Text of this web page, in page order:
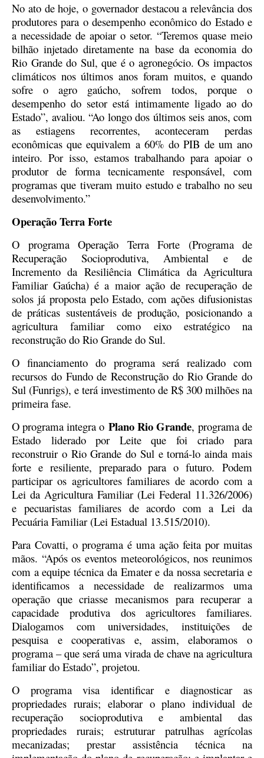
No ato de hoje, o governador destacou a relevância dos
produtores para o desempenho econômico do Estado e
a necessidade de apoiar o setor. “Teremos quase meio
bilhão injetado diretamente na base da economia do
Rio Grande do Sul, que é o agronegócio. Os impactos
climáticos nos últimos anos foram muitos, e quando
sofre o agro gaúcho, sofrem todos, porque o
desempenho do setor está intimamente ligado ao do
Estado”, avaliou. “Ao longo dos últimos seis anos, com
as estiagens recorrentes, aconteceram perdas
econômicas que equivalem a 60% do PIB de um ano
inteiro. Por isso, estamos trabalhando para apoiar o
produtor de forma tecnicamente responsável, com
programas que tiveram muito estudo e trabalho no seu
desenvolvimento.”
Operação Terra Forte
O programa Operação Terra Forte (Programa de
Recuperação Socioprodutiva, Ambiental e de
Incremento da Resiliência Climática da Agricultura
Familiar Gaúcha) é a maior ação de recuperação de
solos já proposta pelo Estado, com ações difusionistas
de práticas sustentáveis de produção, posicionando a
agricultura familiar como eixo estratégico na
reconstrução do Rio Grande do Sul.
O financiamento do programa será realizado com
recursos do Fundo de Reconstrução do Rio Grande do
Sul (Funrigs), e terá investimento de R$ 300 milhões na
primeira fase.
O programa integra o Plano Rio Grande, programa de
Estado liderado por Leite que foi criado para
reconstruir o Rio Grande do Sul e torná-lo ainda mais
forte e resiliente, preparado para o futuro. Podem
participar os agricultores familiares de acordo com a
Lei da Agricultura Familiar (Lei Federal 11.326/2006)
e pecuaristas familiares de acordo com a Lei da
Pecuária Familiar (Lei Estadual 13.515/2010).
Para Covatti, o programa é uma ação feita por muitas
mãos. “Após os eventos meteorológicos, nos reunimos
com a equipe técnica da Emater e da nossa secretaria e
identificamos a necessidade de realizarmos uma
operação que criasse mecanismos para recuperar a
capacidade produtiva dos agricultores familiares.
Dialogamos com universidades, instituições de
pesquisa e cooperativas e, assim, elaboramos o
programa – que será uma virada de chave na agricultura
familiar do Estado”, projetou.
O programa visa identificar e diagnosticar as
propriedades rurais; elaborar o plano individual de
recuperação socioprodutiva e ambiental das
propriedades rurais; estruturar patrulhas agrícolas
mecanizadas; prestar assistência técnica na